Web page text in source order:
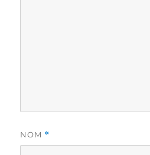
NOM *